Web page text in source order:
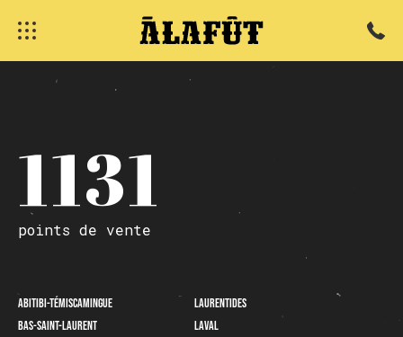
1131
points de vente
Abitibi-Témiscamingue
Bas-Saint-Laurent
Laurentides
Laval